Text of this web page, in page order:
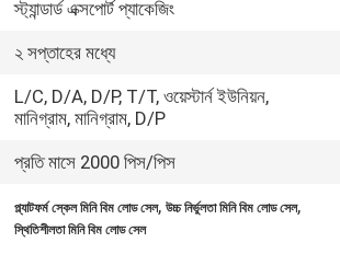
স্ট্যান্ডার্ড এক্সপোর্ট প্যাকেজিং
২ সপ্তাহের মধ্যে
L/C, D/A, D/P, T/T, ওয়েস্টার্ন ইউনিয়ন,
মানিগ্রাম, মানিগ্রাম, D/P
প্রতি মাসে 2000 পিস/পিস
প্ল্যাটফর্ম স্কেল মিনি বিম লোড সেল,উচ্চ নির্ভুলতা মিনি বিম লোড সেল,
স্থিতিশীলতা মিনি বিম লোড সেল